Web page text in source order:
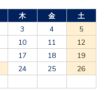
木 金
土
3 4
5
10 11
12
17 18
19
24 25
26